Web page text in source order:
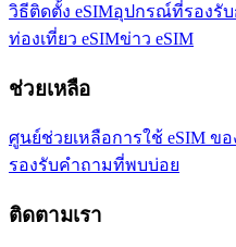
วิธีติดตั้ง eSIMอุปกรณ์ที่รองรับ
ท่องเที่ยว eSIMข่าว eSIM
ช่วยเหลือ
ศูนย์ช่วยเหลือการใช้ eSIM ข
รองรับคำถามที่พบบ่อย
ติดตามเรา